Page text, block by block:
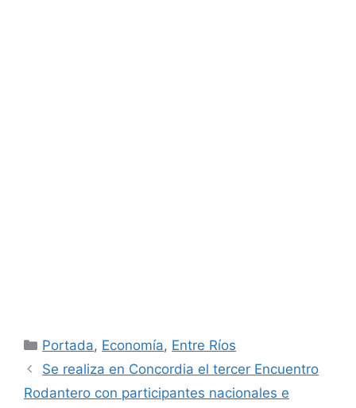
Categorías
Portada, Economía, Entre Ríos
Se realiza en Concordia el tercer Encuentro
Rodantero con participantes nacionales e